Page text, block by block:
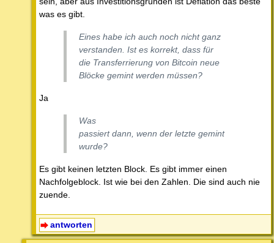
was es gibt.
Eines habe ich auch noch nicht ganz
verstanden. Ist es korrekt, dass für
die Transferrierung von Bitcoin neue
Blöcke gemint werden müssen?
Ja
Was
passiert dann, wenn der letzte gemint
wurde?
Es gibt keinen letzten Block. Es gibt immer einen
Nachfolgeblock. Ist wie bei den Zahlen. Die sind auch nie
zuende.
antworten